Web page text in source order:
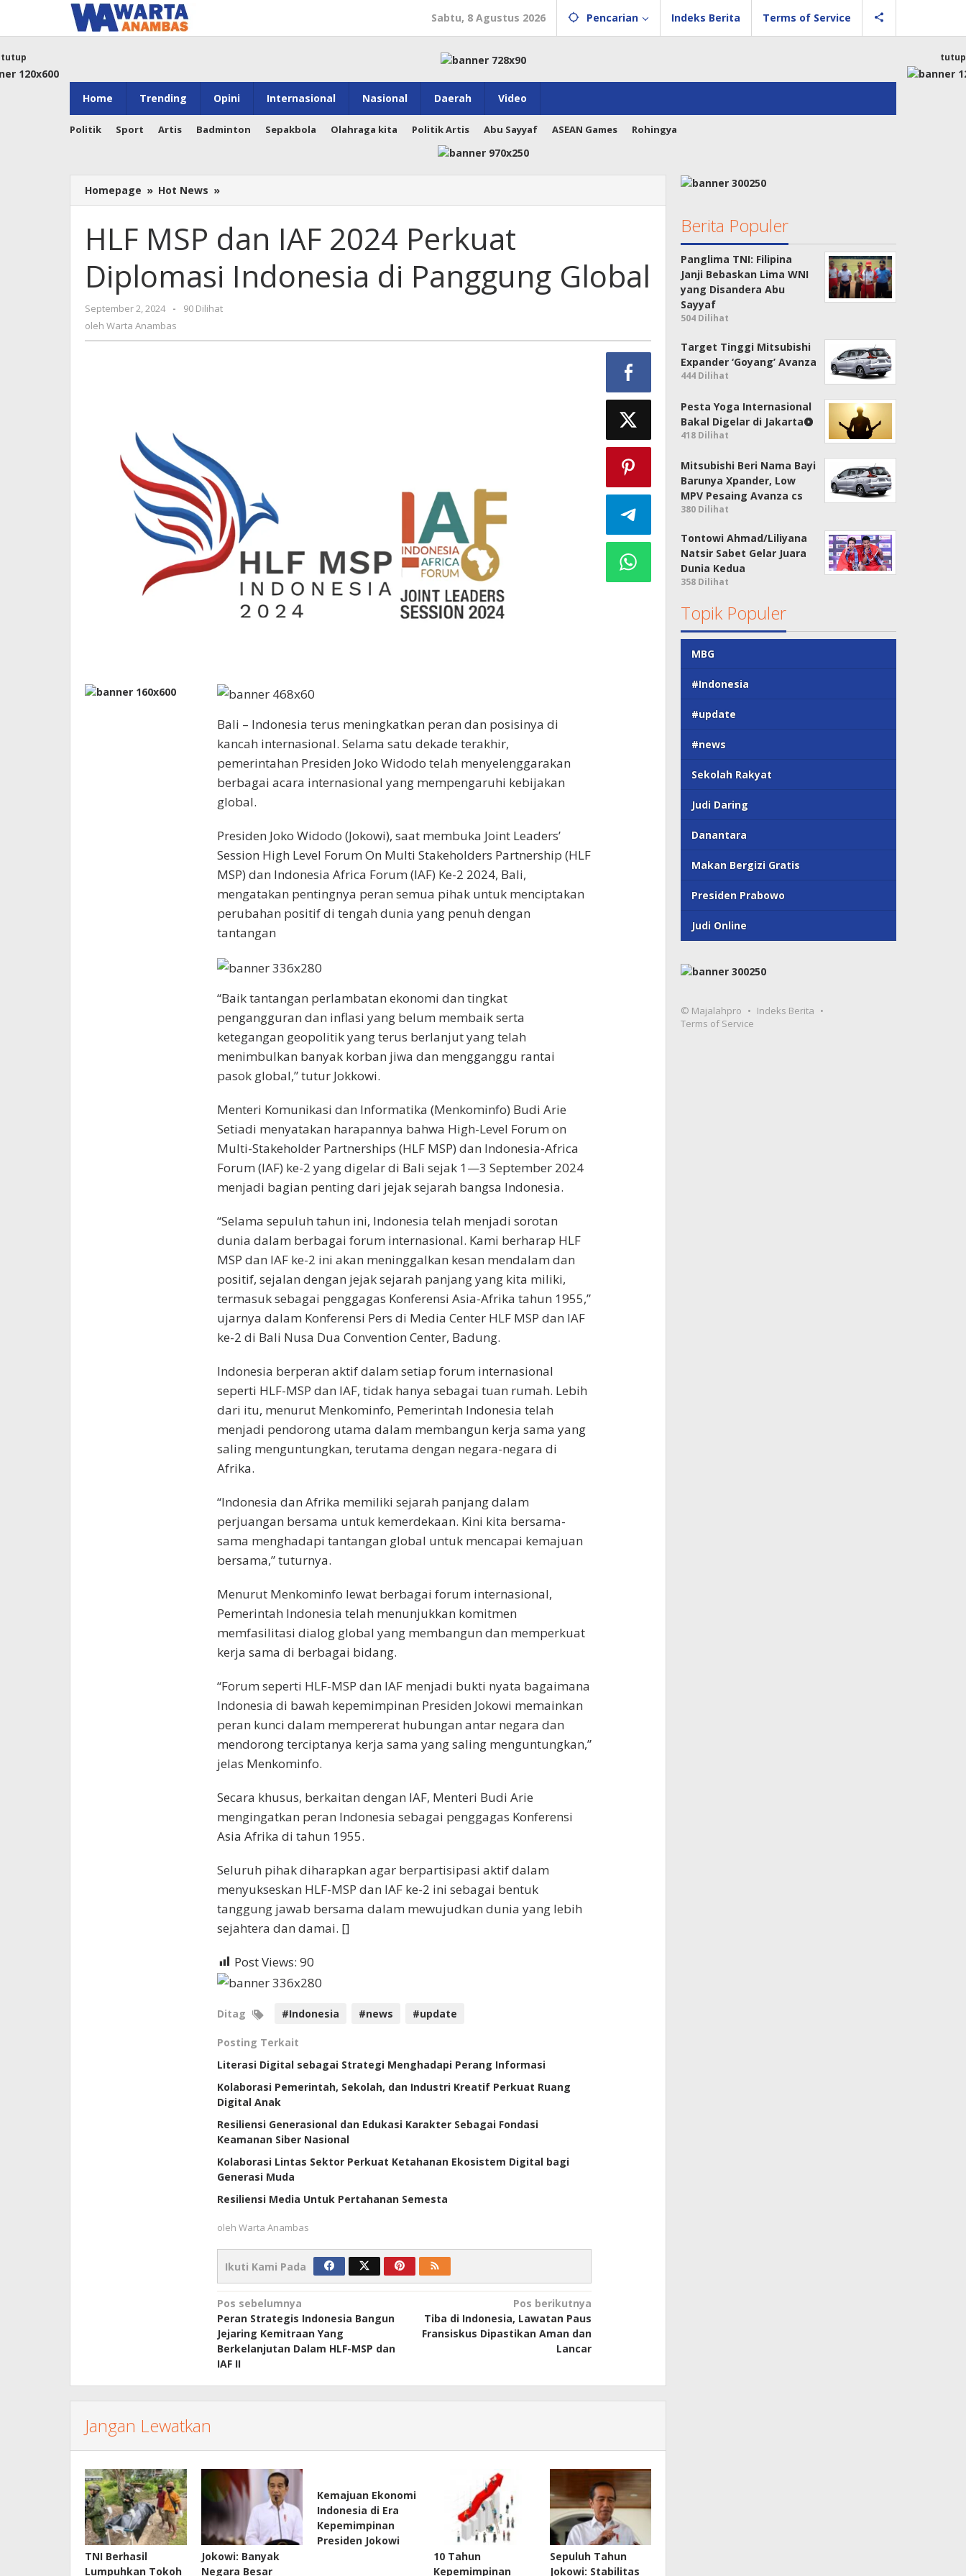
konten
Sabtu, 8 Agustus 2026 Pencarian Indeks Berita Terms of Service
Home Trending Opini Internasional Nasional Daerah Video
Politik Sport Artis Badminton Sepakbola Olahraga kita Politik Artis Abu Sayyaf ASEAN Games Rohingya
tutup tutup
Homepage » Hot News »
MSP
IAF
2024
Perkuat
Diplomasi
di
Global
HLF MSP dan IAF 2024 Perkuat
Diplomasi Indonesia di Panggung Global
September 2, 2024
oleh
-
90 Dilihat
oleh Warta Anambas
Bali – Indonesia terus meningkatkan peran dan posisinya di
kancah internasional. Selama satu dekade terakhir,
pemerintahan Presiden Joko Widodo telah menyelenggarakan
berbagai acara internasional yang mempengaruhi kebijakan
global.
Presiden Joko Widodo (Jokowi), saat membuka Joint Leaders’
Session High Level Forum On Multi Stakeholders Partnership (HLF
MSP) dan Indonesia Africa Forum (IAF) Ke-2 2024, Bali,
mengatakan pentingnya peran semua pihak untuk menciptakan
perubahan positif di tengah dunia yang penuh dengan
tantangan
“Baik tantangan perlambatan ekonomi dan tingkat
pengangguran dan inflasi yang belum membaik serta
ketegangan geopolitik yang terus berlanjut yang telah
menimbulkan banyak korban jiwa dan mengganggu rantai
pasok global,” tutur Jokkowi.
Menteri Komunikasi dan Informatika (Menkominfo) Budi Arie
Setiadi menyatakan harapannya bahwa High-Level Forum on
Multi-Stakeholder Partnerships (HLF MSP) dan Indonesia-Africa
Forum (IAF) ke-2 yang digelar di Bali sejak 1—3 September 2024
menjadi bagian penting dari jejak sejarah bangsa Indonesia.
“Selama sepuluh tahun ini, Indonesia telah menjadi sorotan
dunia dalam berbagai forum internasional. Kami berharap HLF
MSP dan IAF ke-2 ini akan meninggalkan kesan mendalam dan
positif, sejalan dengan jejak sejarah panjang yang kita miliki,
termasuk sebagai penggagas Konferensi Asia-Afrika tahun 1955,”
ujarnya dalam Konferensi Pers di Media Center HLF MSP dan IAF
ke-2 di Bali Nusa Dua Convention Center, Badung.
Indonesia berperan aktif dalam setiap forum internasional
seperti HLF-MSP dan IAF, tidak hanya sebagai tuan rumah. Lebih
dari itu, menurut Menkominfo, Pemerintah Indonesia telah
menjadi pendorong utama dalam membangun kerja sama yang
saling menguntungkan, terutama dengan negara-negara di
Afrika.
“Indonesia dan Afrika memiliki sejarah panjang dalam
perjuangan bersama untuk kemerdekaan. Kini kita bersama-
sama menghadapi tantangan global untuk mencapai kemajuan
bersama,” tuturnya.
Menurut Menkominfo lewat berbagai forum internasional,
Pemerintah Indonesia telah menunjukkan komitmen
memfasilitasi dialog global yang membangun dan memperkuat
kerja sama di berbagai bidang.
“Forum seperti HLF-MSP dan IAF menjadi bukti nyata bagaimana
Indonesia di bawah kepemimpinan Presiden Jokowi memainkan
peran kunci dalam mempererat hubungan antar negara dan
mendorong terciptanya kerja sama yang saling menguntungkan,”
jelas Menkominfo.
Secara khusus, berkaitan dengan IAF, Menteri Budi Arie
mengingatkan peran Indonesia sebagai penggagas Konferensi
Asia Afrika di tahun 1955.
Seluruh pihak diharapkan agar berpartisipasi aktif dalam
menyukseskan HLF-MSP dan IAF ke-2 ini sebagai bentuk
tanggung jawab bersama dalam mewujudkan dunia yang lebih
sejahtera dan damai. []
Post Views: 90
Ditag #Indonesia #news #update
Posting Terkait
Literasi Digital sebagai Strategi Menghadapi Perang Informasi
Kolaborasi Pemerintah, Sekolah, dan Industri Kreatif Perkuat Ruang
Digital Anak
Resiliensi Generasional dan Edukasi Karakter Sebagai Fondasi
Keamanan Siber Nasional
Kolaborasi Lintas Sektor Perkuat Ketahanan Ekosistem Digital bagi
Generasi Muda
Resiliensi Media Untuk Pertahanan Semesta
oleh Warta Anambas
Ikuti Kami Pada
Navigasi
pos
Pos sebelumnya
Peran Strategis Indonesia Bangun
Jejaring Kemitraan Yang
Berkelanjutan Dalam HLF-MSP dan
IAF II
Pos berikutnya
Tiba di Indonesia, Lawatan Paus
Fransiskus Dipastikan Aman dan
Lancar
Jangan Lewatkan
TNI Berhasil
Lumpuhkan Tokoh
Jokowi: Banyak
Negara Besar
Kemajuan Ekonomi
Indonesia di Era
Kepemimpinan
Presiden Jokowi
10 Tahun
Kepemimpinan
Sepuluh Tahun
Jokowi: Stabilitas
Berita Populer
Panglima TNI: Filipina
Janji Bebaskan Lima WNI
yang Disandera Abu
Sayyaf
504 Dilihat
Target Tinggi Mitsubishi
Expander ‘Goyang’ Avanza
444 Dilihat
Pesta Yoga Internasional
Bakal Digelar di Jakarta
418 Dilihat
Mitsubishi Beri Nama Bayi
Barunya Xpander, Low
MPV Pesaing Avanza cs
380 Dilihat
Tontowi Ahmad/Liliyana
Natsir Sabet Gelar Juara
Dunia Kedua
358 Dilihat
Topik Populer
MBG
#Indonesia
#update
#news
Sekolah Rakyat
Judi Daring
Danantara
Makan Bergizi Gratis
Presiden Prabowo
Judi Online
© Majalahpro
Indeks Berita
Terms of Service